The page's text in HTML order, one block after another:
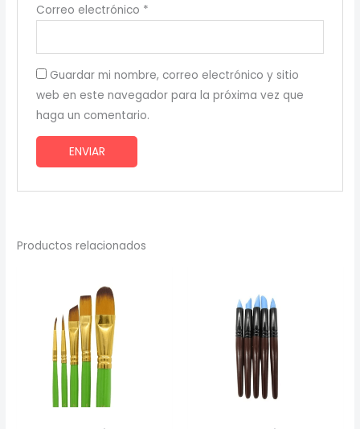
Correo electrónico *
Guardar mi nombre, correo electrónico y sitio
web en este navegador para la próxima vez que
haga un comentario.
Productos relacionados